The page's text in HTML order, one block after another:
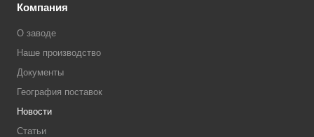
Компания
О заводе
Наше производство
Документы
География поставок
Новости
Статьи